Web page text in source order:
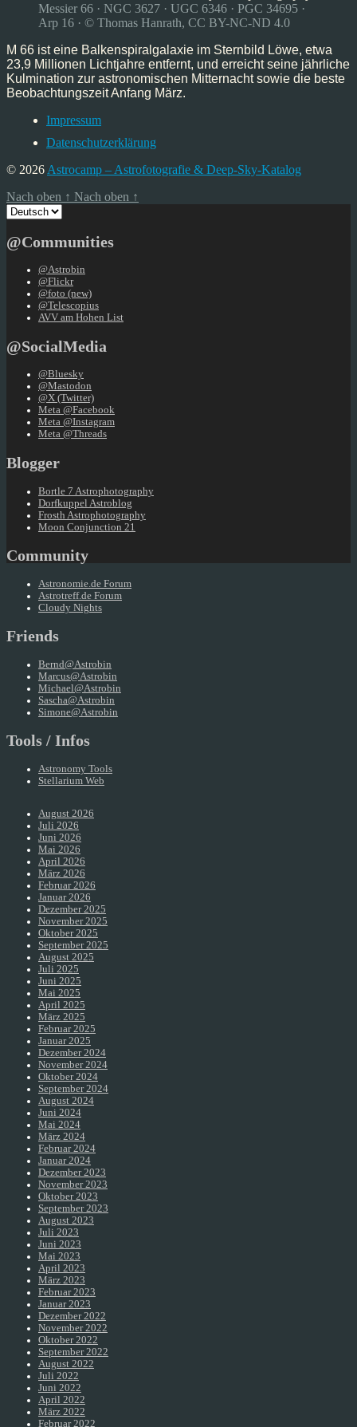
Messier 66 · NGC 3627 · UGC 6346 · PGC 34695 ·
Arp 16 · © Thomas Hanrath, CC BY-NC-ND 4.0
M 66 ist eine Balkenspiralgalaxie im Sternbild Löwe, etwa
23,9 Millionen Lichtjahre entfernt, und erreicht seine jährliche
Kulmination zur astronomischen Mitternacht sowie die beste
Beobachtungszeit Anfang März.
Impressum
Datenschutzerklärung
© 2026 Astrocamp – Astrofotografie & Deep-Sky-Katalog
Nach oben ↑ Nach oben ↑
Sprache
auswählen
@Communities
@Astrobin
@Flickr
@foto (new)
@Telescopius
AVV am Hohen List
@SocialMedia
@Bluesky
@Mastodon
@X (Twitter)
Meta @Facebook
Meta @Instagram
Meta @Threads
Blogger
Bortle 7 Astrophotography
Dorfkuppel Astroblog
Frosth Astrophotography
Moon Conjunction 21
Community
Astronomie.de Forum
Astrotreff.de Forum
Cloudy Nights
Friends
Bernd@Astrobin
Marcus@Astrobin
Michael@Astrobin
Sascha@Astrobin
Simone@Astrobin
Tools / Infos
Astronomy Tools
Stellarium Web
August 2026
Juli 2026
Juni 2026
Mai 2026
April 2026
März 2026
Februar 2026
Januar 2026
Dezember 2025
November 2025
Oktober 2025
September 2025
August 2025
Juli 2025
Juni 2025
Mai 2025
April 2025
März 2025
Februar 2025
Januar 2025
Dezember 2024
November 2024
Oktober 2024
September 2024
August 2024
Juni 2024
Mai 2024
März 2024
Februar 2024
Januar 2024
Dezember 2023
November 2023
Oktober 2023
September 2023
August 2023
Juli 2023
Juni 2023
Mai 2023
April 2023
März 2023
Februar 2023
Januar 2023
Dezember 2022
November 2022
Oktober 2022
September 2022
August 2022
Juli 2022
Juni 2022
April 2022
März 2022
Februar 2022